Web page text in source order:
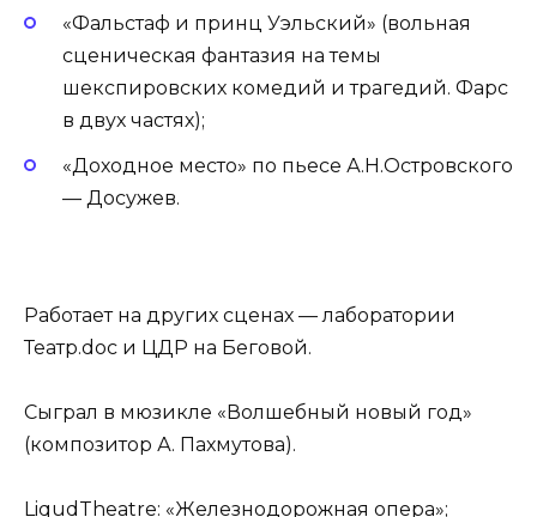
«Фальстаф и принц Уэльский» (вольная
сценическая фантазия на темы
шекспировских комедий и трагедий. Фарс
в двух частях);
«Доходное место» по пьесе А.Н.Островского
— Досужев.
Работает на других сценах — лаборатории
Театр.doc и ЦДР на Беговой.
Сыграл в мюзикле «Волшебный новый год»
(композитор А. Пахмутова).
LiqudTheatre: «Железнодорожная опера»;